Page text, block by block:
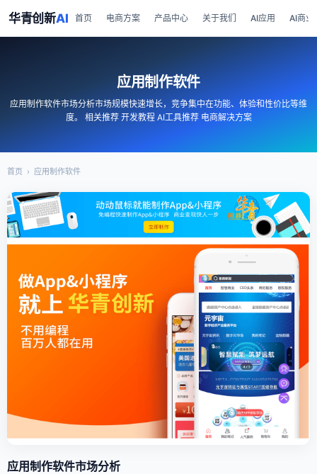
华青创新AI 首页 电商方案 产品中心 关于我们 AI应用 AI商业
应用制作软件
应用制作软件市场分析市场规模快速增长，竞争集中在功能、体验和性价比等维
度。 相关推荐 开发教程 AI工具推荐 电商解决方案
首页 › 应用制作软件
应用制作软件市场分析